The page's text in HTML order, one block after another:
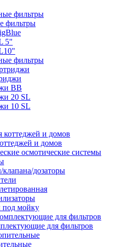
фильтры
5"
фильтры
BB
20 SL
10 SL
и домов
осмотические системы
дозаторы
мойку
для фильтров